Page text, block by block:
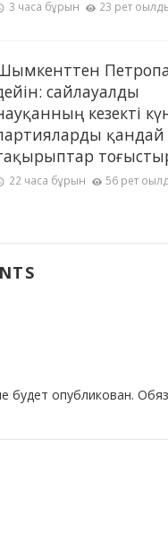
3 часа бұрын 23 рет
сайлауалды
кезекті
қандай
22 часа бұрын 56 рет
будет опубликован.